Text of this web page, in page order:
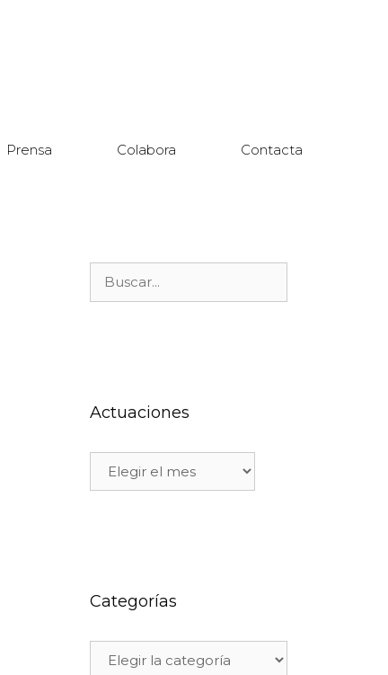
Prensa Colabora Contacta
Actuaciones
Categorías